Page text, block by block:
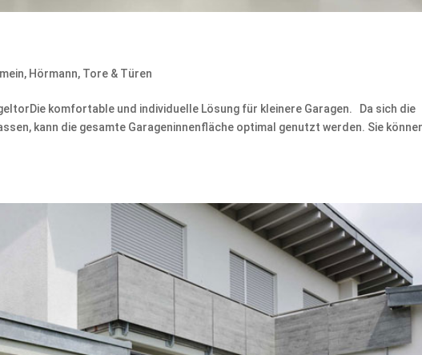
, Hörmann, Tore & Türen
komfortable und individuelle Lösung für kleinere Garagen. Da sich die
kann die gesamte Garageninnenfläche optimal genutzt werden. Sie